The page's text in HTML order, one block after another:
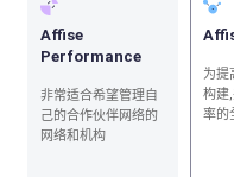
Affise
Performance
非常适合希望管理自
己的合作伙伴网络的
网络和机构
为提
构建
率的